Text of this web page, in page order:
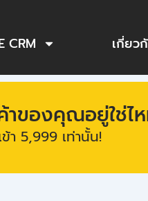
CRM เกี่ยว
ของคุณอยู่ใช่ไ
า 5,999 เท่านั้น!